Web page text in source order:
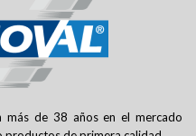
más de 38 años en el mercado